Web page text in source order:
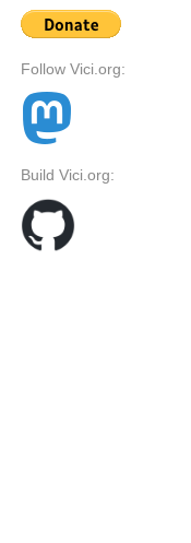
Follow Vici.org:
Build Vici.org: